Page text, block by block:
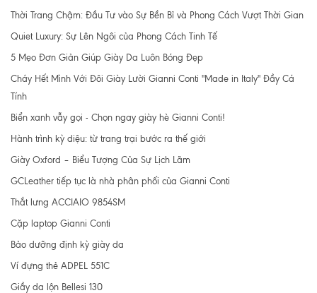
Thời Trang Chậm: Đầu Tư vào Sự Bền Bỉ và Phong Cách Vượt Thời Gian
Quiet Luxury: Sự Lên Ngôi của Phong Cách Tinh Tế
5 Mẹo Đơn Giản Giúp Giày Da Luôn Bóng Đẹp
Cháy Hết Mình Với Đôi Giày Lười Gianni Conti "Made in Italy" Đầy Cá
Tính
Biển xanh vẫy gọi - Chọn ngay giày hè Gianni Conti!
Hành trình kỳ diệu: từ trang trại bước ra thế giới
Giày Oxford – Biểu Tượng Của Sự Lịch Lãm
GCLeather tiếp tục là nhà phân phối của Gianni Conti
Thắt lưng ACCIAIO 9854SM
Cặp laptop Gianni Conti
Bảo dưỡng định kỳ giày da
Ví đựng thẻ ADPEL 551C
Giầy da lộn Bellesi 130